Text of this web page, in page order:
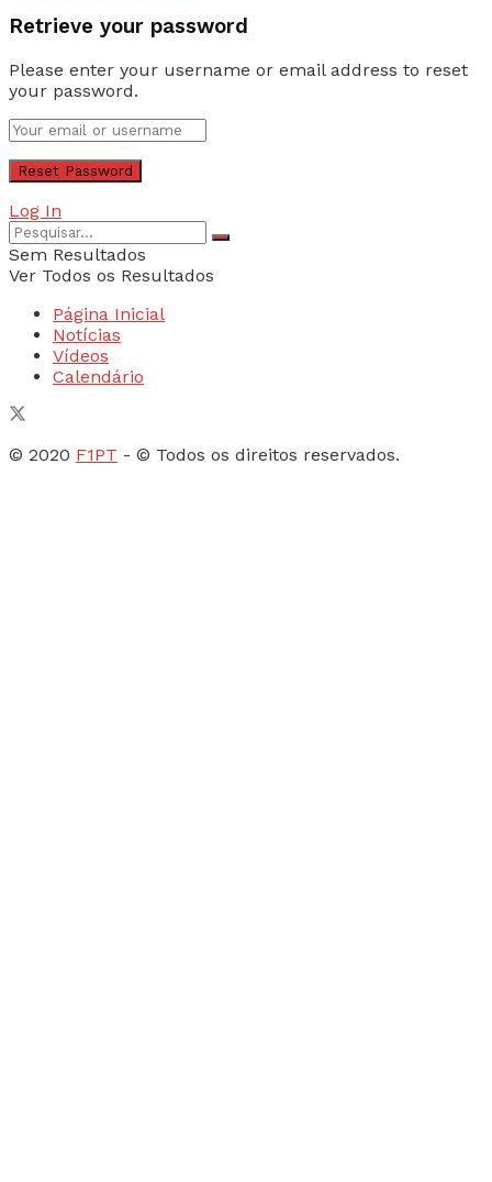
Retrieve your password
Please enter your username or email address to reset
your password.
Log In
Sem Resultados
Ver Todos os Resultados
Página Inicial
Notícias
Vídeos
Calendário
© 2020 F1PT - © Todos os direitos reservados.